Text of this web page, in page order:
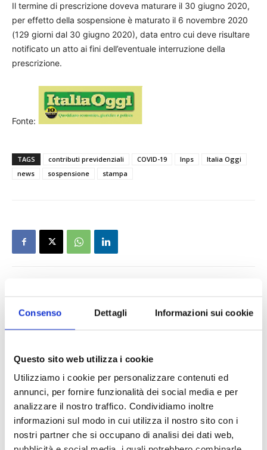
Consenso Dettagli Informazioni sui cookie
Questo sito web utilizza i cookie
Utilizziamo i cookie per personalizzare contenuti ed
annunci, per fornire funzionalità dei social media e per
analizzare il nostro traffico. Condividiamo inoltre
informazioni sul modo in cui utilizza il nostro sito con i
nostri partner che si occupano di analisi dei dati web,
Il termine di prescrizione doveva maturare il 30 giugno 2020,
per effetto della sospensione è maturato il 6 novembre 2020
(129 giorni dal 30 giugno 2020), data entro cui deve risultare
notificato un atto ai fini dell’eventuale interruzione della
prescrizione.
Fonte:
TAGS contributi previdenziali COVID-19 Inps
Italia Oggi
news
sospensione stampa